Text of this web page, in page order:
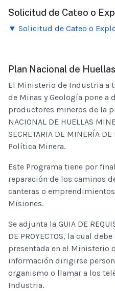
Solicitud de Cateo o
▼ Solicitud de Cateo o
Plan Nacional de
El Ministerio de Industria a
de Minas y Geología pone a
productores mineros de la
NACIONAL DE HUELLAS
SECRETARIA DE MINERÍA
Política Minera.
Este Programa tiene por
reparación de los caminos
canteras o
Misiones.
Se adjunta la GUIA DE
DE PROYECTOS, la cual
presentada en el Ministerio
información dirigirse
organismo o llamar a los
Industria.